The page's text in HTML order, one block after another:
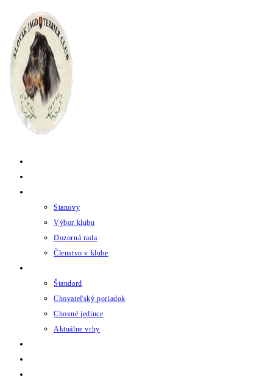
content
Stanovy
Výbor klubu
Dozorná rada
Členstvo v klube
Štandard
Chovateľský poriadok
Chovné jedince
Aktuálne vrhy